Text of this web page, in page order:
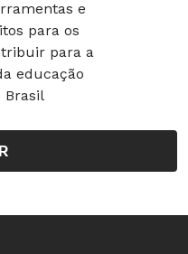
e
para os
para a
educação
Brasil